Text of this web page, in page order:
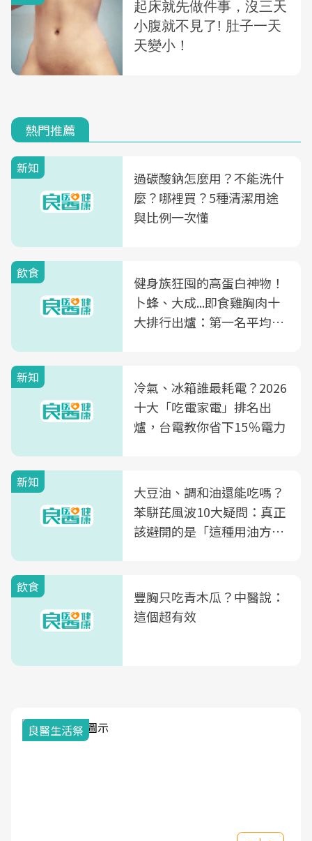
熱門推薦
新知
過碳酸鈉怎麼用？不能洗什
麼？哪裡買？5種清潔用途
與比例一次懂
飲食
健身族狂囤的高蛋白神物！
卜蜂、大成...即食雞胸肉十
大排行出爐：第一名平均一
新知
冷氣、冰箱誰最耗電？2026
十大「吃電家電」排名出
爐，台電教你省下15％電力
新知
大豆油、調和油還能吃嗎？
苯駢芘風波10大疑問：真正
該避開的是「這種用油方
飲食
豐胸只吃青木瓜？中醫說：
這個超有效
良醫生活祭